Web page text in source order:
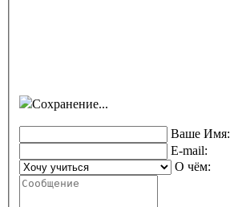
Сохранение...
Ваше Имя:
E-mail:
О чём: